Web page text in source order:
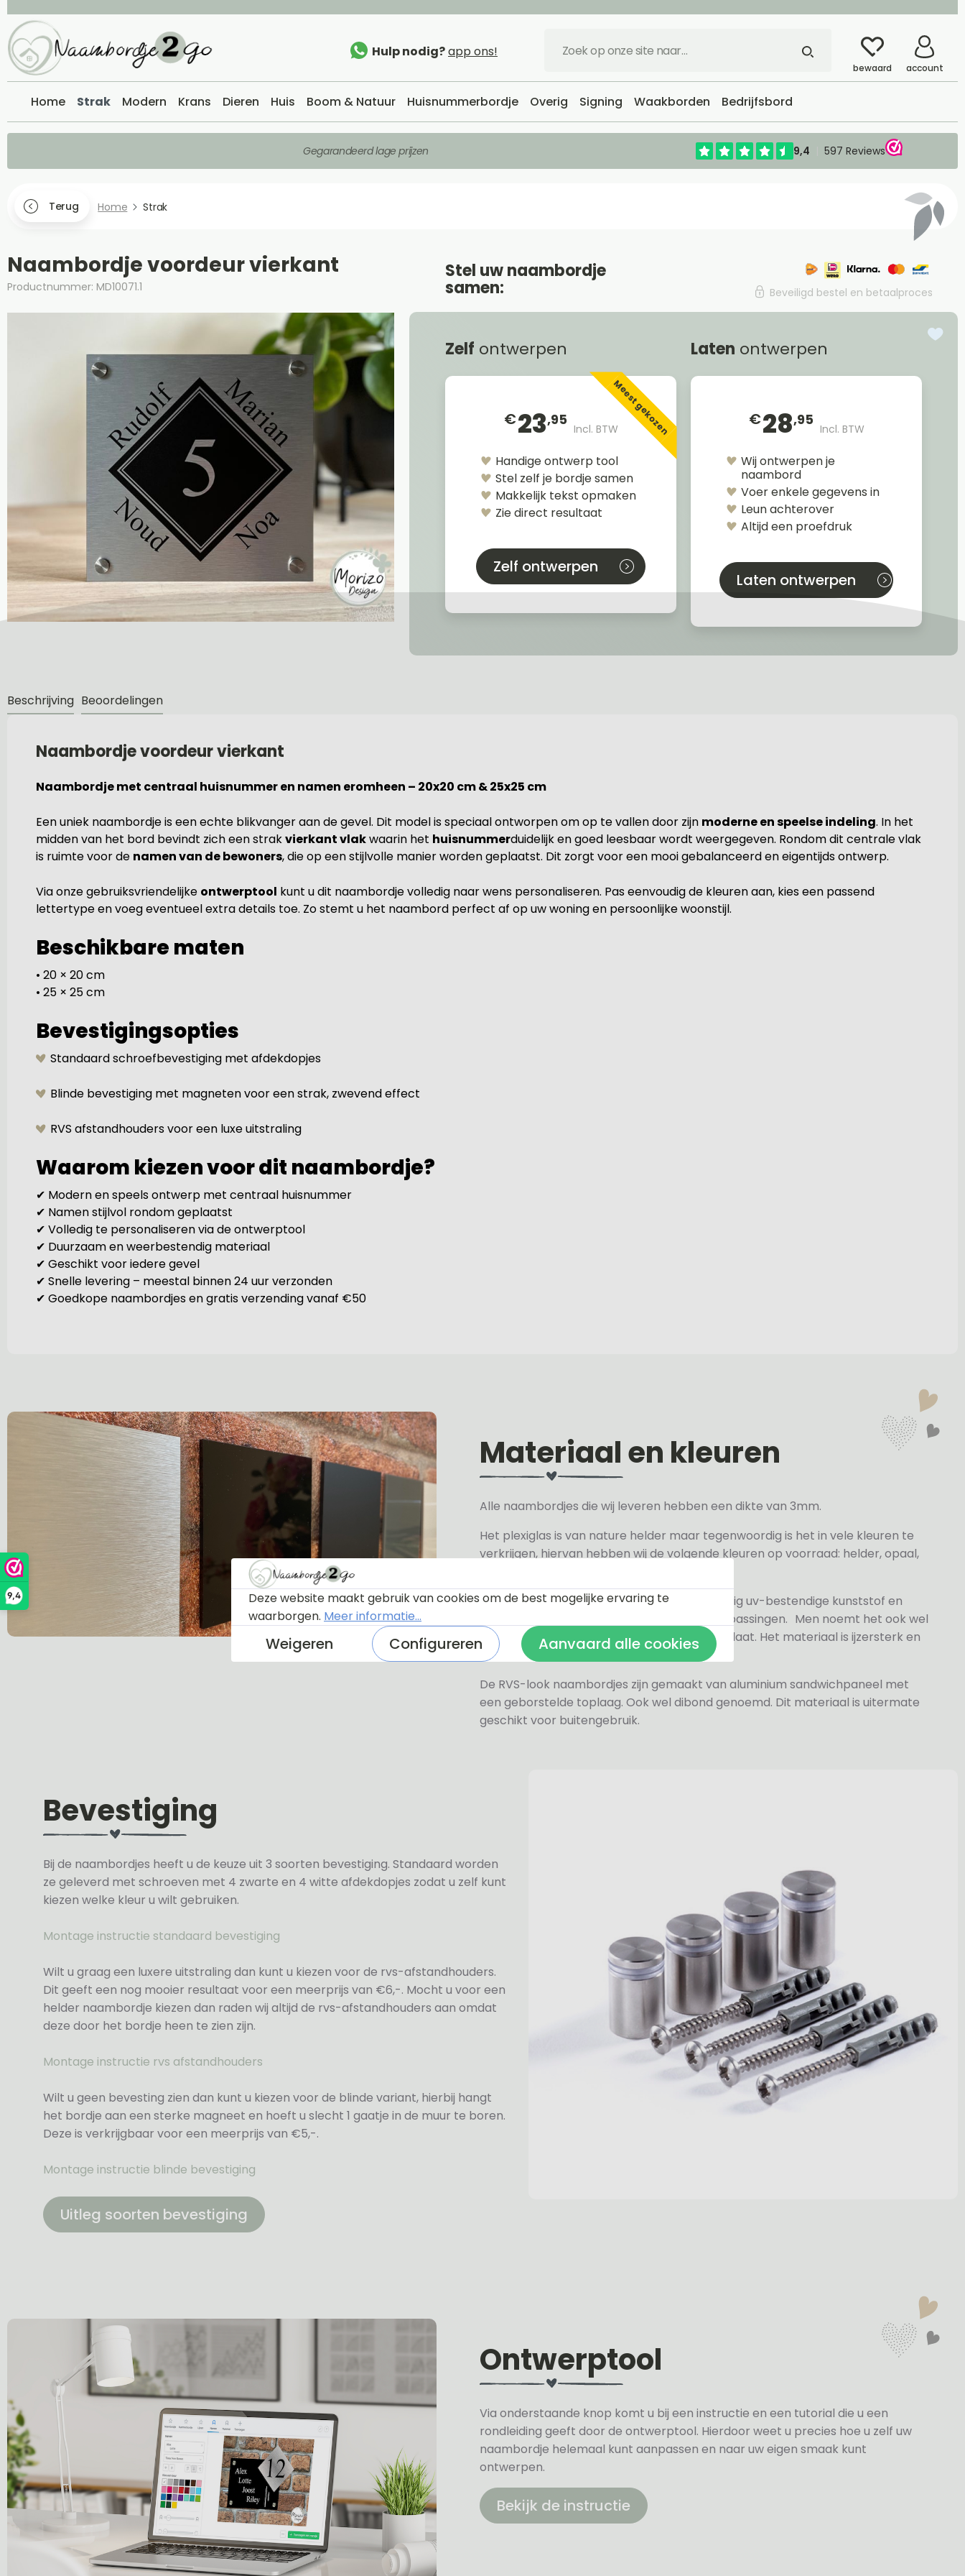
9,4
Hulp nodig?app ons!
bewaard account
Home Strak Modern Krans Dieren Huis Boom & Natuur Huisnummerbordje Overig Signing Waakborden Bedrijfsbord
Gegarandeerd lage prijzen
Terug Home Strak
Naambordje voordeur vierkant
Productnummer: MD10071.1
Stel uw naambordje
samen: Beveiligd bestel en betaalproces
Zelf ontwerpen
€23,95
Incl. BTWMeest gekozen
Handige ontwerp tool
Stel zelf je bordje samen
Makkelijk tekst opmaken
Zie direct resultaat
Zelf ontwerpen
Laten ontwerpen
€28,95
Incl. BTW
Wij ontwerpen je
naambord
Voer enkele gegevens in
Leun achterover
Altijd een proefdruk
Laten ontwerpen
Beschrijving Beoordelingen
Naambordje voordeur vierkant
Naambordje met centraal huisnummer en namen eromheen – 20x20 cm & 25x25 cm
Een uniek naambordje is een echte blikvanger aan de gevel. Dit model is speciaal ontworpen om op te vallen door zijn moderne en speelse indeling. In het
midden van het bord bevindt zich een strakvierkant vlakwaarin het huisnummerduidelijk en goed leesbaar wordt weergegeven. Rondom dit centrale vlak
is ruimte voor de namen van de bewoners, die op een stijlvolle manier worden geplaatst. Dit zorgt voor een mooi gebalanceerd en eigentijds ontwerp.
Via onze gebruiksvriendelijke ontwerptool kunt u dit naambordje volledig naar wens personaliseren. Pas eenvoudig de kleuren aan, kies een passend
lettertype en voeg eventueel extra details toe. Zo stemt u het naambord perfect af op uw woning en persoonlijke woonstijl.
Beschikbare maten
• 20 × 20 cm
• 25 × 25 cm
Bevestigingsopties
Standaard schroefbevestiging met afdekdopjes
Blinde bevestiging met magneten voor een strak, zwevend effect
RVS afstandhouders voor een luxe uitstraling
Waarom kiezen voor dit naambordje?
✔ Modern en speels ontwerp met centraal huisnummer
✔ Namen stijlvol rondom geplaatst
✔ Volledig te personaliseren via de ontwerptool
✔ Duurzaam en weerbestendig materiaal
✔ Geschikt voor iedere gevel
✔ Snelle levering – meestal binnen 24 uur verzonden
✔ Goedkope naambordjes en gratis verzending vanaf €50
Materiaal en kleuren
Alle naambordjes die wij leveren hebben een dikte van 3mm.
Het plexiglas is van nature helder maar tegenwoordig is het in vele kleuren te
verkrijgen, hiervan hebben wij de volgende kleuren op voorraad: helder, opaal,
Het naambordje is een laser gesneden volledig uv-bestendige kunststof en
daarom geschikt voor binnen- en buitentoepassingen. Men noemt het ook wel
een perspex naambordje of acrylaat naamplaat. Het materiaal is ijzersterk en
zeer licht.
De RVS-look naambordjes zijn gemaakt van aluminium sandwichpaneel met
een geborstelde toplaag. Ook wel dibond genoemd. Dit materiaal is uitermate
geschikt voor buitengebruik.
Bevestiging
Bij de naambordjes heeft u de keuze uit 3 soorten bevestiging. Standaard worden
ze geleverd met schroeven met 4 zwarte en 4 witte afdekdopjes zodat u zelf kunt
kiezen welke kleur u wilt gebruiken.
Montage instructie standaard bevestiging
Wilt u graag een luxere uitstraling dan kunt u kiezen voor de rvs-afstandhouders.
Dit geeft een nog mooier resultaat voor een meerprijs van €6,-. Mocht u voor een
helder naambordje kiezen dan raden wij altijd de rvs-afstandhouders aan omdat
deze door het bordje heen te zien zijn.
Montage instructie rvs afstandhouders
Wilt u geen bevesting zien dan kunt u kiezen voor de blinde variant, hierbij hangt
het bordje aan een sterke magneet en hoeft u slecht 1 gaatje in de muur te boren.
Deze is verkrijgbaar voor een meerprijs van €5,-.
Montage instructie blinde bevestiging
Uitleg soorten bevestiging
Ontwerptool
Via onderstaande knop komt u bij een instructie en een tutorial die u een
rondleiding geeft door de ontwerptool. Hierdoor weet u precies hoe u zelf uw
naambordje helemaal kunt aanpassen en naar uw eigen smaak kunt
ontwerpen.
Bekijk de instructie
Deze website maakt gebruik van cookies om de best mogelijke ervaring te
waarborgen. Meer informatie...
Weigeren Configureren Aanvaard alle cookies